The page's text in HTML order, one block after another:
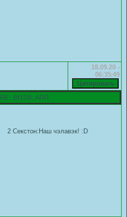
18.09.20 -
06:35:49
RE: Bf109, ARR.
2 Секстон:Наш чэлавэк! :D